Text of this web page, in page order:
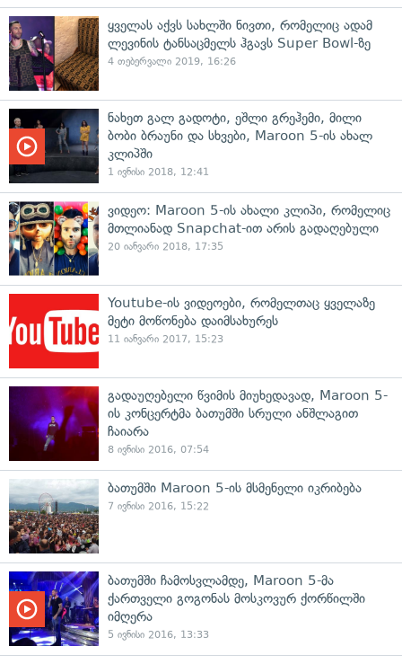
ყველას აქვს სახლში ნივთი, რომელიც ადამ
ლევინის ტანსაცმელს ჰგავს Super Bowl-ზე
4 თებერვალი 2019, 16:26
ნახეთ გალ გადოტი, ეშლი გრეჰემი, მილი
ბობი ბრაუნი და სხვები, Maroon 5-ის ახალ
კლიპში
1 ივნისი 2018, 12:41
ვიდეო: Maroon 5-ის ახალი კლიპი, რომელიც
მთლიანად Snapchat-ით არის გადაღებული
20 იანვარი 2018, 17:35
Youtube-ის ვიდეოები, რომელთაც ყველაზე
მეტი მოწონება დაიმსახურეს
11 იანვარი 2017, 15:23
გადაუღებელი წვიმის მიუხედავად, Maroon 5-
ის კონცერტმა ბათუმში სრული ანშლაგით
ჩაიარა
8 ივნისი 2016, 07:54
ბათუმში Maroon 5-ის მსმენელი იკრიბება
7 ივნისი 2016, 15:22
ბათუმში ჩამოსვლამდე, Maroon 5-მა
ქართველი გოგონას მოსკოვურ ქორწილში
იმღერა
5 ივნისი 2016, 13:33